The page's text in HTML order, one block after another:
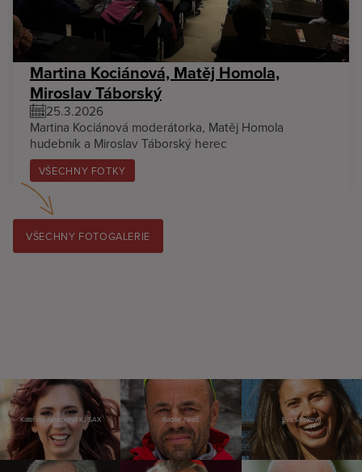
Martina Kociánová, Matěj Homola,
Miroslav Táborský
25.3.2026
Martina Kociánová moderátorka, Matěj Homola
hudebník a Miroslav Táborský herec
VŠECHNY FOTKY
VŠECHNY FOTOGALERIE
Kateřina Janečková KJ SAX Radek Jaroš Eva Samková